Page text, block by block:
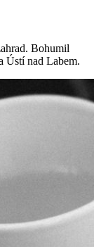
Bohumil
Ústí nad Labem.